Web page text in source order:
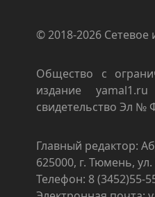
© 2018-2026 Сетевое
Общество с
издание
свидетельство Эл №
Главный редактор:
625000, г. Тюмень,
Телефон: 8 (3452)55-